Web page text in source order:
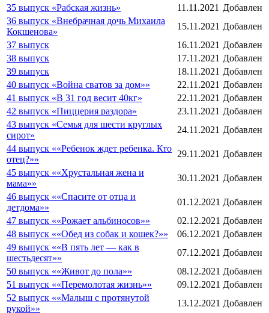
35 выпуск «Рабская жизнь»
11.11.2021 Добавлен
36 выпуск «Внебрачная дочь Михаила
Кокшенова»
15.11.2021 Добавлен
37 выпуск
16.11.2021 Добавлен
38 выпуск
17.11.2021 Добавлен
39 выпуск
18.11.2021 Добавлен
40 выпуск «Война сватов за дом»»
22.11.2021 Добавлен
41 выпуск «В 31 год весит 40кг»
22.11.2021 Добавлен
42 выпуск «Пиццерия раздора»
23.11.2021 Добавлен
43 выпуск «Семья для шести круглых
сирот»
24.11.2021 Добавлен
44 выпуск ««Ребенок ждет ребенка. Кто
отец?»»
29.11.2021 Добавлен
45 выпуск ««Хрустальная жена и
мама»»
30.11.2021 Добавлен
46 выпуск ««Спасите от отца и
детдома»»
01.12.2021 Добавлен
47 выпуск ««Рожает альбиносов»»
02.12.2021 Добавлен
48 выпуск ««Обед из собак и кошек?»»
06.12.2021 Добавлен
49 выпуск ««В пять лет — как в
шестьдесят»»
07.12.2021 Добавлен
50 выпуск ««Живот до пола»»
08.12.2021 Добавлен
51 выпуск ««Перемолотая жизнь»»
09.12.2021 Добавлен
52 выпуск ««Малыш с протянутой
рукой»»
13.12.2021 Добавлен